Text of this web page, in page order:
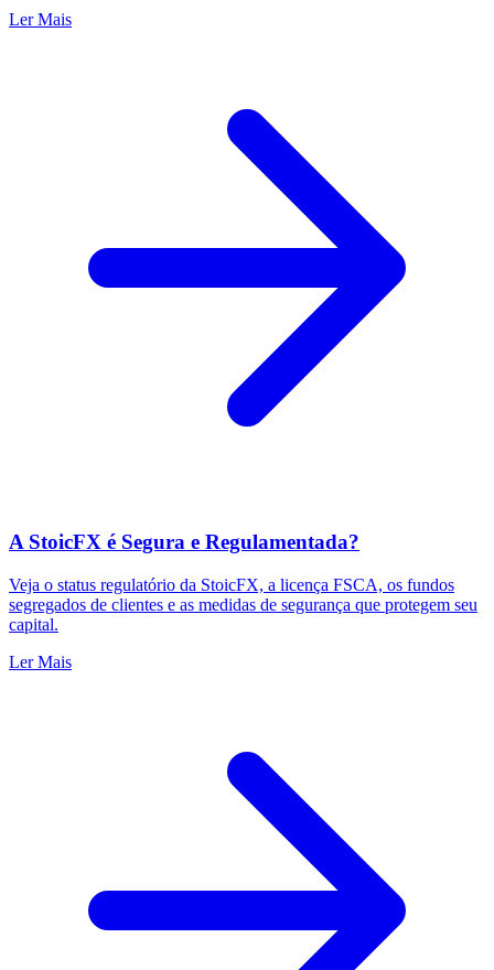
Ler Mais
A StoicFX é Segura e Regulamentada?
Veja o status regulatório da StoicFX, a licença FSCA, os fundos
segregados de clientes e as medidas de segurança que protegem seu
capital.
Ler Mais